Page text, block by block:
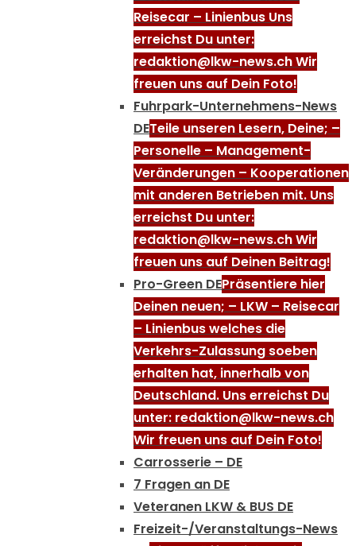
Reisecar – Linienbus Uns
erreichst Du unter:
redaktion@lkw-news.ch Wir
freuen uns auf Dein Foto!
Fuhrpark-Unternehmens-News
DETeile unseren Lesern, Deine; –
Personelle – Management-
Veränderungen – Kooperationen
mit anderen Betrieben mit. Uns
erreichst Du unter:
redaktion@lkw-news.ch Wir
freuen uns auf Deinen Beitrag!
Pro-Green DEPräsentiere hier
Deinen neuen; – LKW – Reisecar
– Linienbus welches die
Verkehrs-Zulassung soeben
erhalten hat, innerhalb von
Deutschland. Uns erreichst Du
unter: redaktion@lkw-news.ch
Wir freuen uns auf Dein Foto!
Carrosserie – DE
7 Fragen an DE
Veteranen LKW & BUS DE
Freizeit-/Veranstaltungs-News